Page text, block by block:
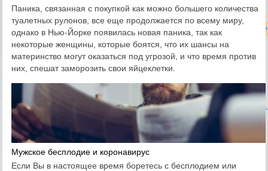
Паника, связанная с покупкой как можно большего количества
туалетных рулонов, все еще продолжается по всему миру,
однако в Нью-Йорке появилась новая паника, так как
некоторые женщины, которые боятся, что их шансы на
материнство могут оказаться под угрозой, и что время против
них, спешат заморозить свои яйцеклетки.
Мужское бесплодие и коронавирус
Если Вы в настоящее время боретесь с бесплодием или